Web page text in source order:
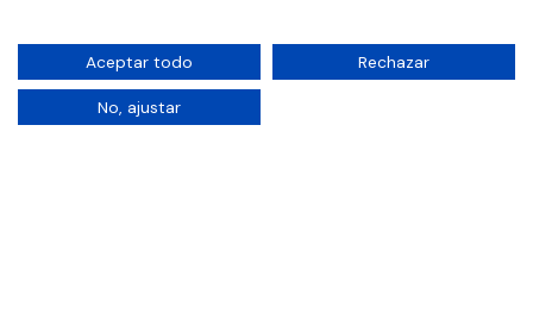
Aceptar todo Rechazar
No, ajustar